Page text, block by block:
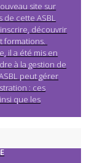
site sur
de cette ASBL
découvrir
formations.
il a été mis en
à la gestion de
peut gérer
: ces
que les